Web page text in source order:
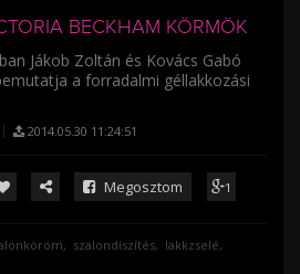
BECKHAM KÖRMÖK
Jákob Zoltán és Kovács Gabó
a forradalmi géllakkozási
2014.05.30 11:24:51
Megosztom 1
szalondíszítés
lakkzselé